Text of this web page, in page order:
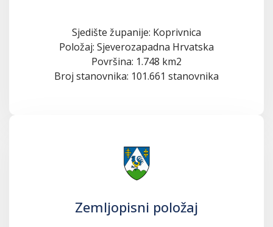
Sjedište županije: Koprivnica
Položaj: Sjeverozapadna Hrvatska
Površina: 1.748 km2
Broj stanovnika: 101.661 stanovnika
Zemljopisni položaj